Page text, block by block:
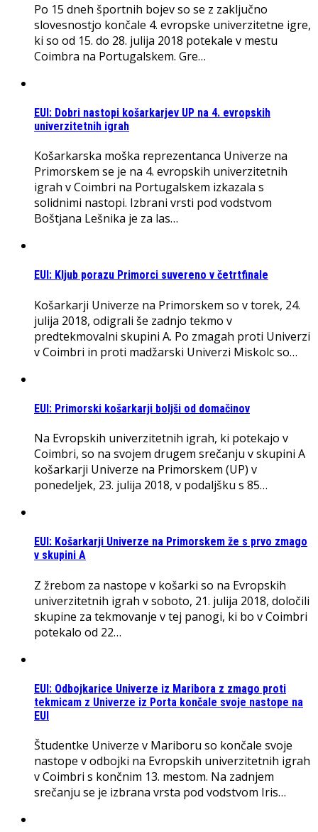
Po 15 dneh športnih bojev so se z zaključno
slovesnostjo končale 4. evropske univerzitetne igre,
ki so od 15. do 28. julija 2018 potekale v mestu
Coimbra na Portugalskem. Gre…
EUI: Dobri nastopi košarkarjev UP na 4. evropskih
univerzitetnih igrah
Košarkarska moška reprezentanca Univerze na
Primorskem se je na 4. evropskih univerzitetnih
igrah v Coimbri na Portugalskem izkazala s
solidnimi nastopi. Izbrani vrsti pod vodstvom
Boštjana Lešnika je za las…
EUI: Kljub porazu Primorci suvereno v četrtfinale
Košarkarji Univerze na Primorskem so v torek, 24.
julija 2018, odigrali še zadnjo tekmo v
predtekmovalni skupini A. Po zmagah proti Univerzi
v Coimbri in proti madžarski Univerzi Miskolc so…
EUI: Primorski košarkarji boljši od domačinov
Na Evropskih univerzitetnih igrah, ki potekajo v
Coimbri, so na svojem drugem srečanju v skupini A
košarkarji Univerze na Primorskem (UP) v
ponedeljek, 23. julija 2018, v podaljšku s 85…
EUI: Košarkarji Univerze na Primorskem že s prvo zmago
v skupini A
Z žrebom za nastope v košarki so na Evropskih
univerzitetnih igrah v soboto, 21. julija 2018, določili
skupine za tekmovanje v tej panogi, ki bo v Coimbri
potekalo od 22…
EUI: Odbojkarice Univerze iz Maribora z zmago proti
tekmicam z Univerze iz Porta končale svoje nastope na
EUI
Študentke Univerze v Mariboru so končale svoje
nastope v odbojki na Evropskih univerzitetnih igrah
v Coimbri s končnim 13. mestom. Na zadnjem
srečanju se je izbrana vrsta pod vodstvom Iris…